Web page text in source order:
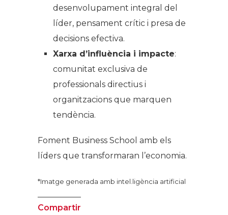
desenvolupament integral del
líder, pensament crític i presa de
decisions efectiva.
Xarxa d’influència i impacte:
comunitat exclusiva de
professionals directius i
organitzacions que marquen
tendència.
Foment Business School amb els
líders que transformaran l’economia.
*Imatge generada amb intel.ligència artificial
Compartir